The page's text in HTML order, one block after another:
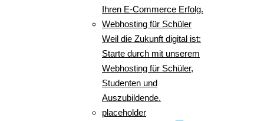
Ihren E-Commerce Erfolg.
Webhosting für Schüler
Weil die Zukunft digital ist:
Starte durch mit unserem
Webhosting für Schüler,
Studenten und
Auszubildende.
placeholder